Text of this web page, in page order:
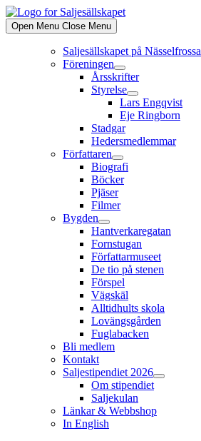
Skip
to
content
Open Menu Close Menu
Saljesällskapet på Nässelfrossa
Föreningen
Show
sub
menu
Årsskrifter
Styrelse
Show
sub
menu
Lars Engqvist
Eje Ringborn
Stadgar
Hedersmedlemmar
Författaren
Show
sub
menu
Biografi
Böcker
Pjäser
Filmer
Bygden
Show
sub
menu
Hantverkaregatan
Fornstugan
Författarmuseet
De tio på stenen
Förspel
Vägskäl
Alltidhults skola
Lovängsgården
Fuglabacken
Bli medlem
Kontakt
Saljestipendiet 2026
Show
Om stipendiet
Saljekulan
Länkar & Webbshop
In English